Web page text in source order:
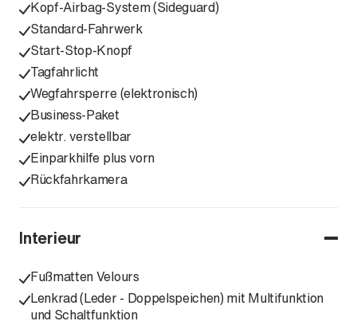
Kopf-Airbag-System (Sideguard)
Standard-Fahrwerk
Start-Stop-Knopf
Tagfahrlicht
Wegfahrsperre (elektronisch)
Business-Paket
elektr. verstellbar
Einparkhilfe plus vorn
Rückfahrkamera
Interieur
Fußmatten Velours
Lenkrad (Leder - Doppelspeichen) mit Multifunktion
und Schaltfunktion